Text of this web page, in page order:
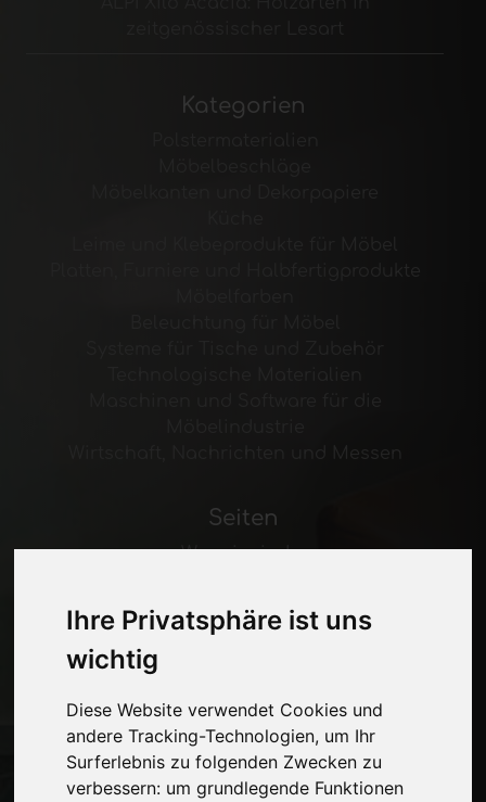
Ihre Privatsphäre ist uns
wichtig
Diese Website verwendet Cookies und
andere Tracking-Technologien, um Ihr
Surferlebnis zu folgenden Zwecken zu
verbessern: um grundlegende Funktionen
Kategorien
Seiten
Wer wir sind
Kontakte
Ausstellungen
Privatsphäre
Seitenverzeichnis